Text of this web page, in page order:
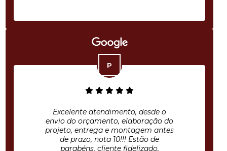
Excelente atendimento, desde o
envio do orçamento, elaboração do
projeto, entrega e montagem antes
de prazo, nota 10!!! Estão de
parabéns, cliente fidelizado.